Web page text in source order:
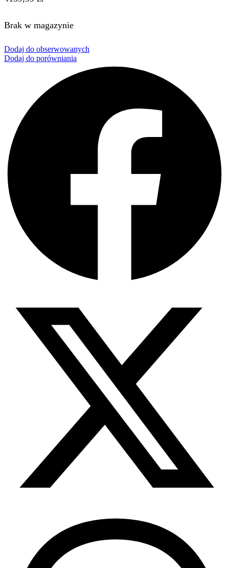
Brak w magazynie
Dodaj do obserwowanych
Dodaj do porówniania